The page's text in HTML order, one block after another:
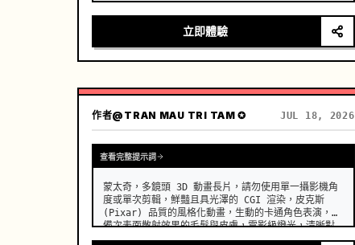
立即體驗
作者@TRAN MAU TRI TAM ✪ JUL 18, 2026
查看完整提示詞
蒙太奇，多鏡頭 3D 動畫長片，請勿使用單一攝影機角
度或單次剪輯，鮮豔且具光澤的 CGI 渲染，皮克斯
(Pixar) 品質的風格化動畫，生動的卡通角色表演，具
備次表面散射效果的毛髮與皮膚，電影級燈光，清晰對
焦，高細節紋理，精湛的景深控制，斑駁的明亮日光，